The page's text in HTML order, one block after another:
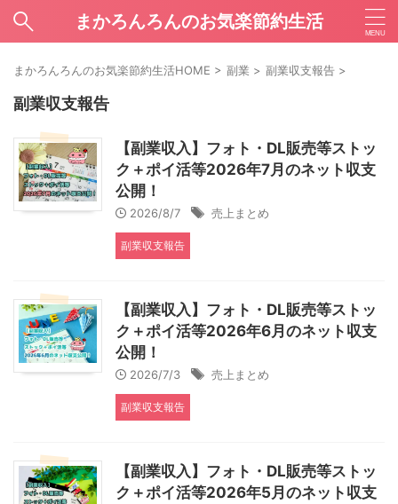
まかろんろんのお気楽節約生活
まかろんろんのお気楽節約生活HOME > 副業 > 副業収支報告 >
副業収支報告
【副業収入】フォト・DL販売等ストッ
ク＋ポイ活等2026年7月のネット収支
公開！
2026/8/7 売上まとめ
副業収支報告
【副業収入】フォト・DL販売等ストッ
ク＋ポイ活等2026年6月のネット収支
公開！
2026/7/3 売上まとめ
副業収支報告
【副業収入】フォト・DL販売等ストッ
ク＋ポイ活等2026年5月のネット収支